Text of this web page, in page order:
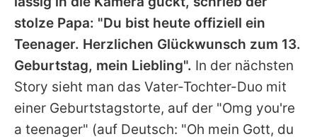
stolze Papa: "Du bist heute offiziell ein
Teenager. Herzlichen Glückwunsch zum 13.
Geburtstag, mein Liebling". In der nächsten
Story sieht man das Vater-Tochter-Duo mit
einer Geburtstagstorte, auf der "Omg you're
a teenager" (auf Deutsch: "Oh mein Gott, du